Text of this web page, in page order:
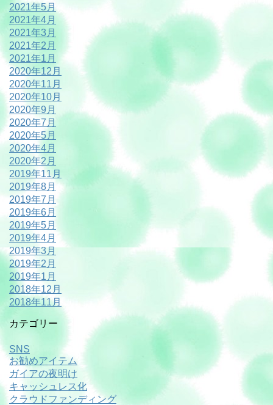
2021年5月
2021年4月
2021年3月
2021年2月
2021年1月
2020年12月
2020年11月
2020年10月
2020年9月
2020年7月
2020年5月
2020年4月
2020年2月
2019年11月
2019年8月
2019年7月
2019年6月
2019年5月
2019年4月
2019年3月
2019年2月
2019年1月
2018年12月
2018年11月
カテゴリー
SNS
お勧めアイテム
ガイアの夜明け
キャッシュレス化
クラウドファンディング